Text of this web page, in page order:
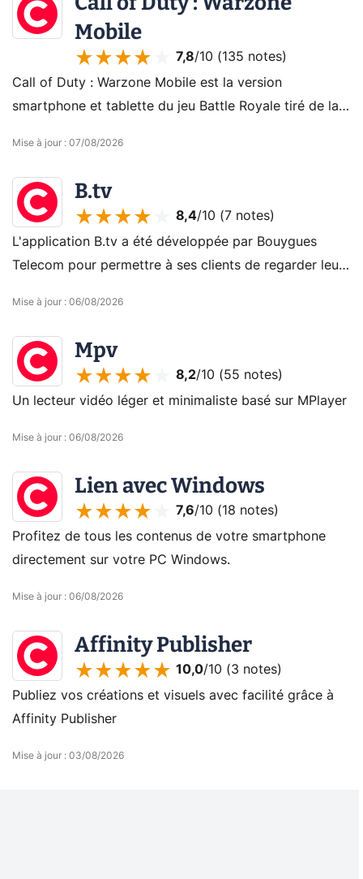
Mobile
7,8/10 (135 notes)
Call of Duty : Warzone Mobile est la version
smartphone et tablette du jeu Battle Royale tiré de la
Mise à jour : 07/08/2026
B.tv
8,4/10 (7 notes)
L'application B.tv a été développée par Bouygues
Telecom pour permettre à ses clients de regarder leurs
Mise à jour : 06/08/2026
Mpv
8,2/10 (55 notes)
Un lecteur vidéo léger et minimaliste basé sur MPlayer
Mise à jour : 06/08/2026
Lien avec Windows
7,6/10 (18 notes)
Profitez de tous les contenus de votre smartphone
directement sur votre PC Windows.
Mise à jour : 06/08/2026
Affinity Publisher
10,0/10 (3 notes)
Publiez vos créations et visuels avec facilité grâce à
Affinity Publisher
Mise à jour : 03/08/2026